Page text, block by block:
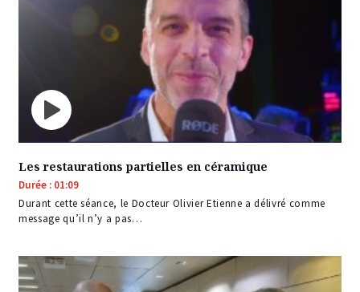
Les restaurations partielles en céramique
Durée : 01:09
Durant cette séance, le Docteur Olivier Etienne a délivré comme
message qu’il n’y a pas…